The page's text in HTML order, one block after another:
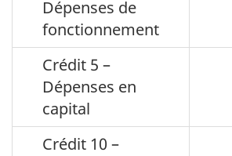
Dépenses de
fonctionnement
Crédit 5 –
Dépenses en
capital
Crédit 10 –